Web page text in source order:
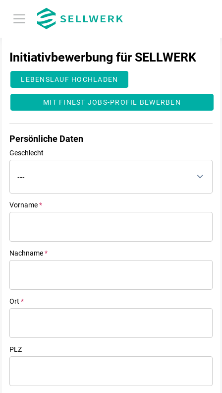
Initiativbewerbung für SELLWERK
LEBENSLAUF HOCHLADEN
MIT FINEST JOBS-PROFIL BEWERBEN
Persönliche Daten
Geschlecht
---
Vorname*
Nachname*
Ort*
PLZ